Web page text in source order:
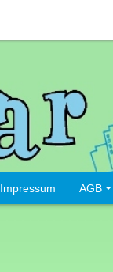
Impressum AGB